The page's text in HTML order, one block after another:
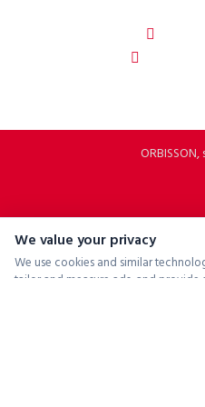
We value your privacy
We use cookies and similar
tailor and measure ads, and